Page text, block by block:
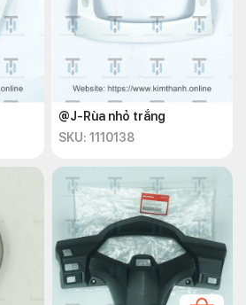
@J-Rùa nhỏ trắng
SKU: 1110138